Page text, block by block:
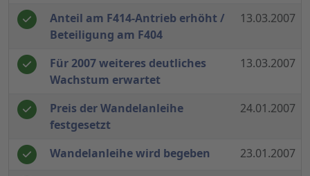
Anteil am F414-Antrieb erhöht /
Beteiligung am F404
13.03.2007
Für 2007 weiteres deutliches
Wachstum erwartet
13.03.2007
Preis der Wandelanleihe
festgesetzt
24.01.2007
Wandelanleihe wird begeben 23.01.2007